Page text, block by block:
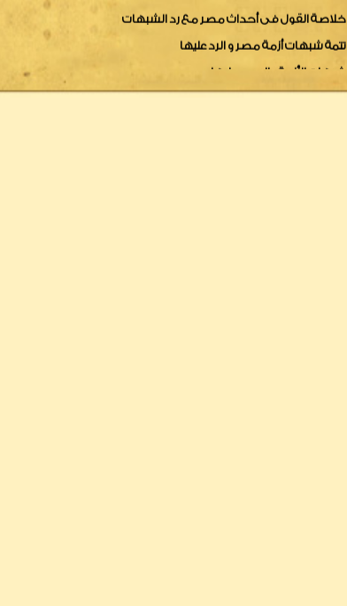
شبهات الأزمة والردود عليها
وقفة سريعة مع الأحداث
قل سمعنا وأطعنا للنص فى أحداث مصر